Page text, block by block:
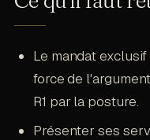
c'est le signal
pourra pas
refuser le
Le mandat
force de
R1 par la posture.
Présenter ses